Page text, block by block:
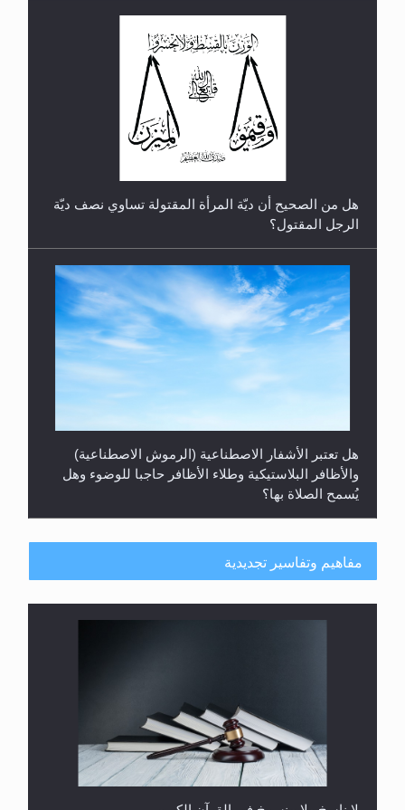
هل من الصحيح أن ديّة المرأة المقتولة تساوي نصف ديّة
والأظافر البلاستيكية وطلاء الأظافر حاجبا للوضوء وهل
مفاهيم وتفاسير تجديدية
لا ناسخ ولا منسوخ في القرآن الكريم